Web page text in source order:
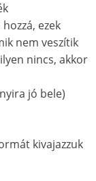
k
ezek
nem veszítik
nincs, akkor
jó bele)
kivajazzuk